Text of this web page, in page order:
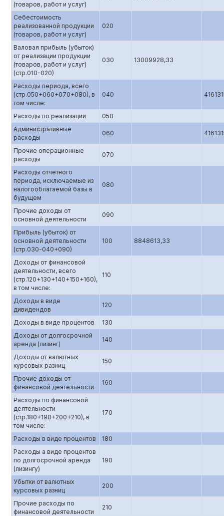
(товаров, работ и услуг)
Себестоимость
реализованной продукции
(товаров, работ и услуг)
020
Валовая прибыль (убыток)
от реализации продукции
(товаров, работ и услуг)
(стр.010-020)
030 13009928,33
Расходы периода, всего
(стр.050+060+070+080), в
том числе:
040
Расходы по реализации
050
Административные
расходы
060
Прочие операционные
расходы
070
Расходы отчетного
периода, исключаемые из
налогооблагаемой базы в
будущем
080
Прочие доходы от
основной деятельности
090
Прибыль (убыток) от
основной деятельности
(стр.0З0-040+090)
100 8848613,33
Доходы от финансовой
деятельности, всего
(стр.120+130+140+150+160),
в том числе:
110
Доходы в виде
дивидендов
120
Доходы в виде процентов
130
Доходы от долгосрочной
аренда (лизинг)
140
Доходы от валютных
курсовых разниц
150
Прочие доходы от
финансовой деятельности
160
Расходы по финансовой
деятельности
(стр.180+190+200+210), в
том числе:
170
Расходы в виде процентов
180
Расходы а виде процентов
по долгосрочной аренда
(лизингу)
190
Убытки от валютных
курсовых разниц
200
Прочие расходы по
финансовой деятельности
210